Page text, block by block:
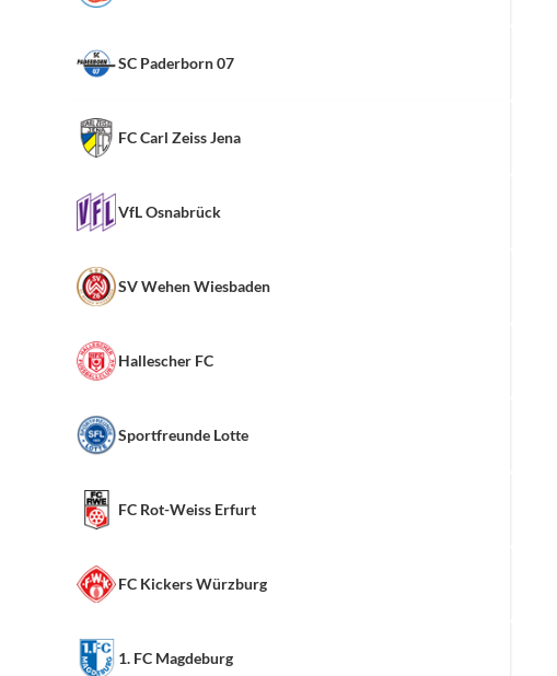
SC Paderborn 07
FC Carl Zeiss Jena
VfL Osnabrück
SV Wehen Wiesbaden
Hallescher FC
Sportfreunde Lotte
FC Rot-Weiss Erfurt
FC Kickers Würzburg
1. FC Magdeburg